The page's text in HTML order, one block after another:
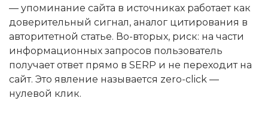
— упоминание сайта в источниках работает как
доверительный сигнал, аналог цитирования в
авторитетной статье. Во-вторых, риск: на части
информационных запросов пользователь
получает ответ прямо в SERP и не переходит на
сайт. Это явление называется zero-click —
нулевой клик.